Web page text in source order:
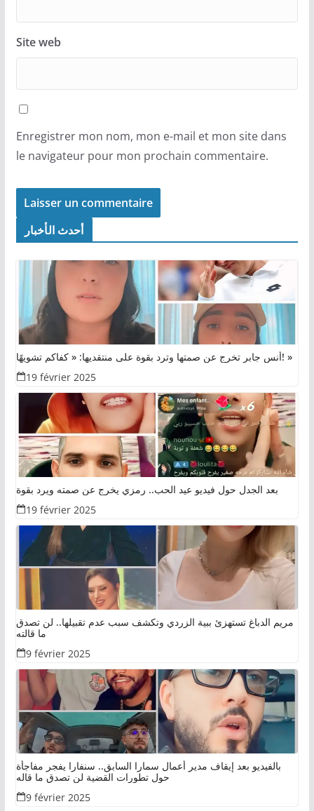
Site web
Enregistrer mon nom, mon e-mail et mon site dans
le navigateur pour mon prochain commentaire.
أحدث الأخبار
أنس جابر تخرج عن صمتها وترد بقوة على منتقديها: « كفاكم تشويهًا! »
19 février 2025
بعد الجدل حول فيديو عيد الحب.. رمزي يخرج عن صمته ويرد بقوة
19 février 2025
مريم الدباغ تستهزئ ببية الزردي وتكشف سبب عدم تقبيلها.. لن تصدق
ما قالته
9 février 2025
بالفيديو بعد إيقاف مدير أعمال سمارا السابق.. سنفارا يفجر مفاجأة
حول تطورات القضية لن تصدق ما قاله
9 février 2025